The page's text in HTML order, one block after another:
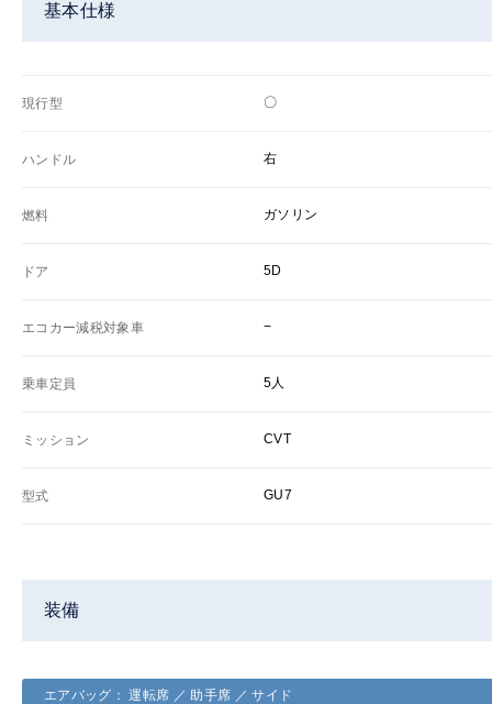
基本仕様
現行型 〇
ハンドル 右
燃料 ガソリン
ドア 5D
エコカー減税対象車 −
乗車定員 5人
ミッション CVT
型式 GU7
装備
エアバッグ： 運転席 ／ 助手席 ／ サイド